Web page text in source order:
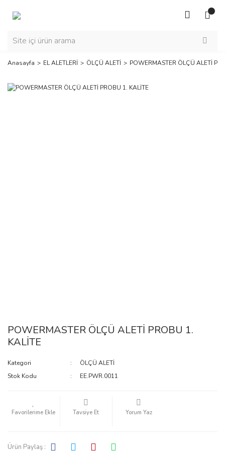
Anasayfa EL ALETLERİ ÖLÇÜ ALETİ POWERMASTER ÖLÇÜ ALETİ
POWERMASTER ÖLÇÜ ALETİ PROBU 1.
KALİTE
Kategori
ÖLÇÜ ALETİ
Stok Kodu
EE.PWR.0011
Tavsiye Et Yorum Yaz
Ürün Paylaş :